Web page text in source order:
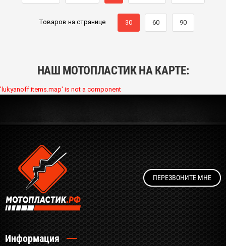
Товаров на странице 30 60 90
НАШ МОТОПЛАСТИК НА КАРТЕ:
'lukyanoff:items.map' is not a component
ПЕРЕЗВОНИТЕ МНЕ
Информация